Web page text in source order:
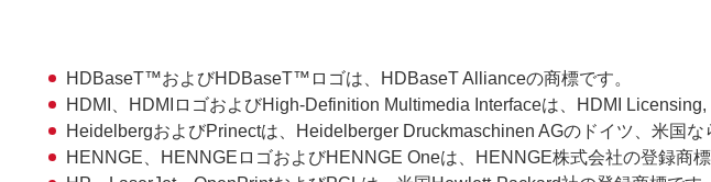
HDBaseT™およびHDBaseT™ロゴは、HDBaseT Allianceの商標です。
HDMI、HDMIロゴおよびHigh-Definition Multimedia Interfaceは、HDMI
HeidelbergおよびPrinectは、Heidelberger Druckmaschinen AGのドイツ、米国な
HENNGE、HENNGEロゴおよびHENNGE Oneは、HENNGE株式会社の登録商標